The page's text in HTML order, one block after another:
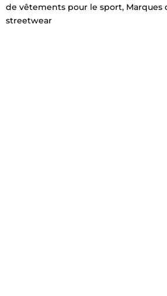
de vêtements pour le sport, Marques
streetwear